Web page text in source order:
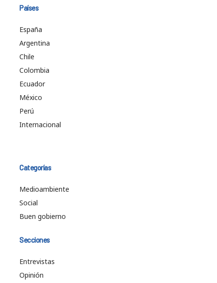
Países
España
Argentina
Chile
Colombia
Ecuador
México
Perú
Internacional
Categorías
Medioambiente
Social
Buen gobierno
Secciones
Entrevistas
Opinión